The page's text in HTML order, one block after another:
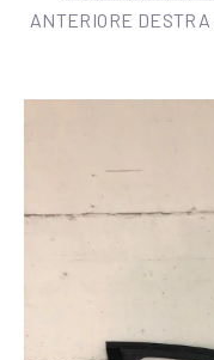
ANTERIORE